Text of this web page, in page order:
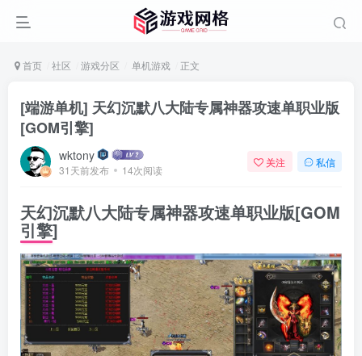
首页 社区 游戏分区 单机游戏 正文
[端游单机] 天幻沉默八大陆专属神器攻速单职业版
[GOM引擎]
wktony
31天前发布 14次阅读
关注 私信
天幻沉默八大陆专属神器攻速单职业版[GOM
引擎]